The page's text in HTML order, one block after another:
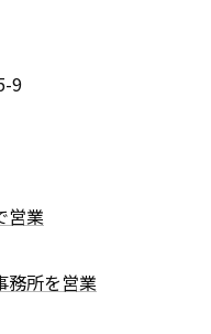
9
営業
務所を営業